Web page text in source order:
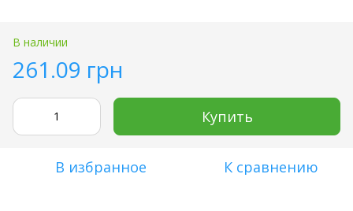
В наличии
261.09 грн
Купить
В избранное К сравнению